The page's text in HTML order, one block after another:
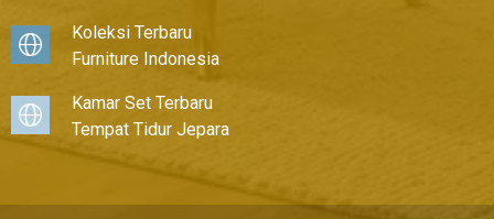
Koleksi Terbaru
Furniture Indonesia
Kamar Set Terbaru
Tempat Tidur Jepara